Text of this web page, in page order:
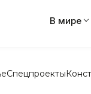
В мире
Спецпроекты